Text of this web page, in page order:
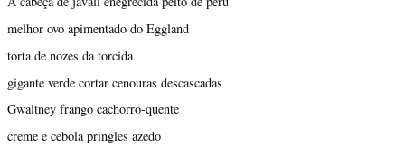
melhor ovo apimentado do Eggland
torta de nozes da torcida
gigante verde cortar cenouras descascadas
Gwaltney frango cachorro-quente
creme e cebola pringles azedo